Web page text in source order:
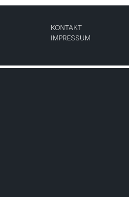
KONTAKT
IMPRESSUM